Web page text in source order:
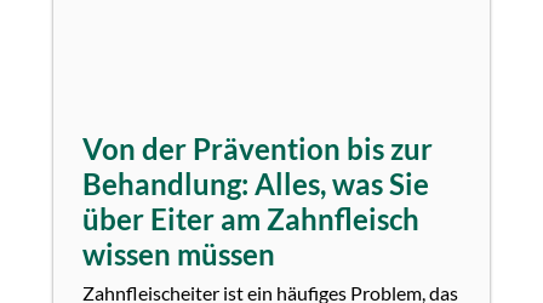
Von der Prävention bis zur
Behandlung: Alles, was Sie
über Eiter am Zahnfleisch
wissen müssen
Zahnfleischeiter ist ein häufiges Problem, das